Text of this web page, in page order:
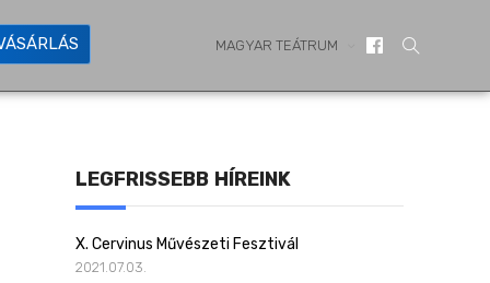
MAGYAR TEÁTRUM
LEGFRISSEBB HÍREINK
X. Cervinus Művészeti Fesztivál
2021.07.03.